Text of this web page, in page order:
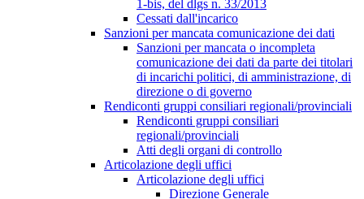
1-bis, del dlgs n. 33/2013
Cessati dall'incarico
Sanzioni per mancata comunicazione dei dati
Sanzioni per mancata o incompleta
comunicazione dei dati da parte dei titolari
di incarichi politici, di amministrazione, di
direzione o di governo
Rendiconti gruppi consiliari regionali/provinciali
Rendiconti gruppi consiliari
regionali/provinciali
Atti degli organi di controllo
Articolazione degli uffici
Articolazione degli uffici
Direzione Generale